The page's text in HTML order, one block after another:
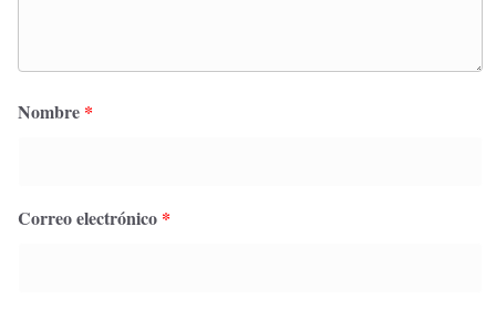
Nombre *
Correo electrónico *